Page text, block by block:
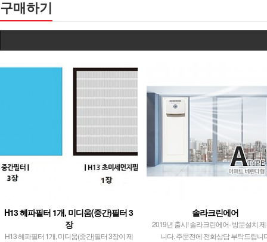
구매하기
H13 헤파필터 1개, 미디움(중간)필터 3
장
H13 헤파필터 1개, 미디움(중간)필터 3장이 제
솔라크린에어
2019년 출시! 솔라크린에어- 방문설치
니다. 주문전에 전화상담 부탁드립니